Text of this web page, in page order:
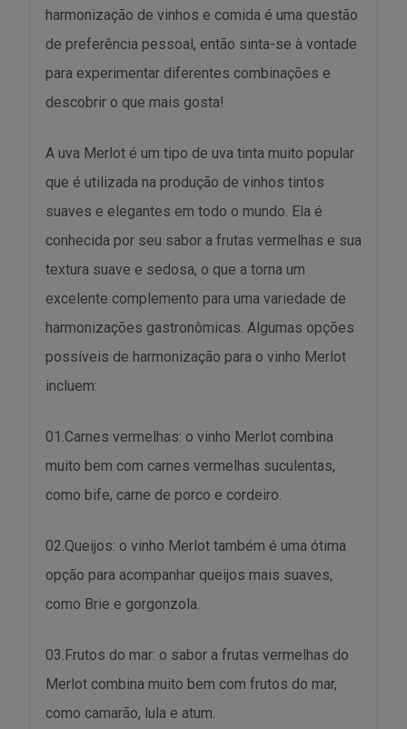
harmonização de vinhos e comida é uma questão
de preferência pessoal, então sinta-se à vontade
para experimentar diferentes combinações e
descobrir o que mais gosta!
A uva Merlot é um tipo de uva tinta muito popular
que é utilizada na produção de vinhos tintos
suaves e elegantes em todo o mundo. Ela é
conhecida por seu sabor a frutas vermelhas e sua
textura suave e sedosa, o que a torna um
excelente complemento para uma variedade de
harmonizações gastronômicas. Algumas opções
possíveis de harmonização para o vinho Merlot
incluem:
01.Carnes vermelhas: o vinho Merlot combina
muito bem com carnes vermelhas suculentas,
como bife, carne de porco e cordeiro.
02.Queijos: o vinho Merlot também é uma ótima
opção para acompanhar queijos mais suaves,
como Brie e gorgonzola.
03.Frutos do mar: o sabor a frutas vermelhas do
Merlot combina muito bem com frutos do mar,
como camarão, lula e atum.